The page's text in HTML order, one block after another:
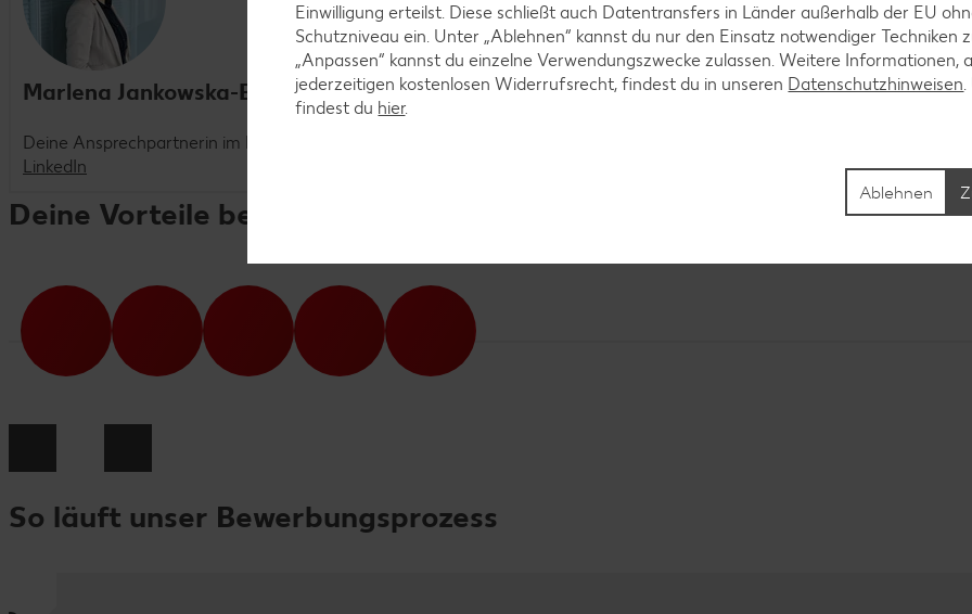
Marlena Jankowska-Bulla
Deine Ansprechpartnerin im Recruiting
LinkedIn
Deine Vorteile bei Kaufland
So läuft unser Bewerbungsprozess
Einwilligung erteilst. Diese schließt auch Datentransfers in Länder außerhalb der EU
Schutzniveau ein. Unter „Ablehnen“ kannst du nur den Einsatz notwendiger Techniken
„Anpassen“ kannst du einzelne Verwendungszwecke zulassen. Weitere Informationen,
jederzeitigen kostenlosen Widerrufsrecht, findest du in unseren Datenschutzhinweisen
findest du hier.
Ablehnen